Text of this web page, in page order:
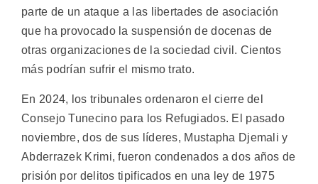
parte de un ataque a las libertades de asociación
que ha provocado la suspensión de docenas de
otras organizaciones de la sociedad civil. Cientos
más podrían sufrir el mismo trato.
En 2024, los tribunales ordenaron el cierre del
Consejo Tunecino para los Refugiados. El pasado
noviembre, dos de sus líderes, Mustapha Djemali y
Abderrazek Krimi, fueron condenados a dos años de
prisión por delitos tipificados en una ley de 1975